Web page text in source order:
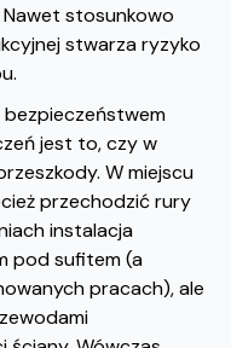
stosunkowo
stwarza ryzyko
bezpieczeństwem
jest to, czy w
W miejscu
przechodzić rury
instalacja
pod sufitem (a
pracach), ale